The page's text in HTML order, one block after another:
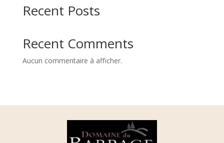
Recent Posts
Recent Comments
Aucun commentaire à afficher.